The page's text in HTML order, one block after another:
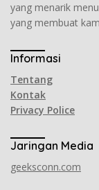
yang menarik
yang membuat
Informasi
Tentang
Kontak
Privacy Police
Jaringan Media
geeksconn.com